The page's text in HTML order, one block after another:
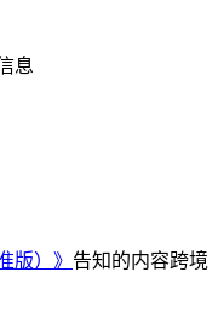
息
版）》 告知的内容跨境